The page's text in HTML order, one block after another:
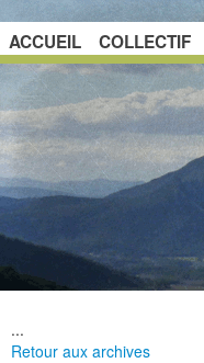
ACCUEIL COLLECTIF
...
Retour aux archives